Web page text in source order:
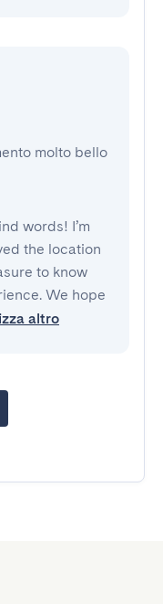
molto bello
words! I’m
the location
to know
We hope
altro